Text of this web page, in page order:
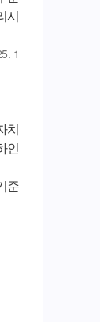
시
1
치
인
준